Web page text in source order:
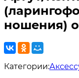
ношения)
Категории: